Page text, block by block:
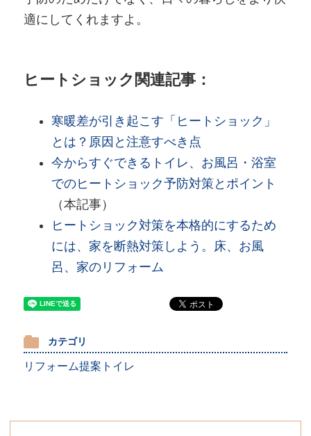
適にしてくれますよ。
ヒートショック関連記事：
寒暖差が引き起こす「ヒートショック」
とは？原因と注意すべき点
今からすぐできるトイレ、お風呂・浴室
でのヒートショック予防対策とポイント
（本記事）
ヒートショック対策を本格的にするため
には、家を断熱対策しよう。床、お風
呂、家のリフォーム
カテゴリ
リフォーム提案 トイレ